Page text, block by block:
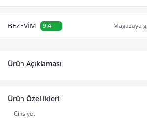
BEZEVİM 9.4 Mağazaya
Ürün Açıklaması
Ürün Özellikleri
Cinsiyet